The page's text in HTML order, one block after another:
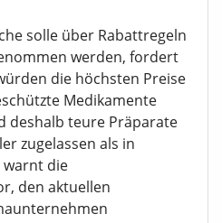
solle über Rabattregeln
werden, fordert
die höchsten Preise
Medikamente
deshalb teure Präparate
zugelassen als in
warnt die